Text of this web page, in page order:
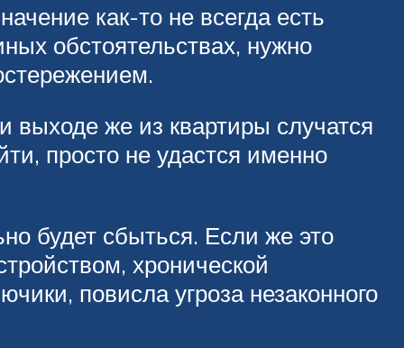
как-то не всегда есть
обстоятельствах, нужно
выходе же из квартиры случатся
просто не удастся именно
будет сбыться. Если же это
хронической
повисла угроза незаконного